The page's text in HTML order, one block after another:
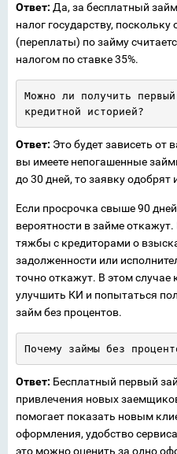
Ответ: Да, за бесплатный
налог государству, поскольку
(переплаты) по займу
налогом по ставке 35%.
Можно ли получить
кредитной историей?
Ответ: Это будет зависеть от
вы имеете непогашенные
до 30 дней, то заявку
Если просрочка свыше 90
вероятности в займе
тяжбы с кредиторами о
задолженности или
точно откажут. В этом случае
улучшить КИ и попытаться
займ без процентов.
Почему займы без
Ответ: Бесплатный первый
привлечения новых
помогает показать новым
оформления, удобство
это можно оценить за одно